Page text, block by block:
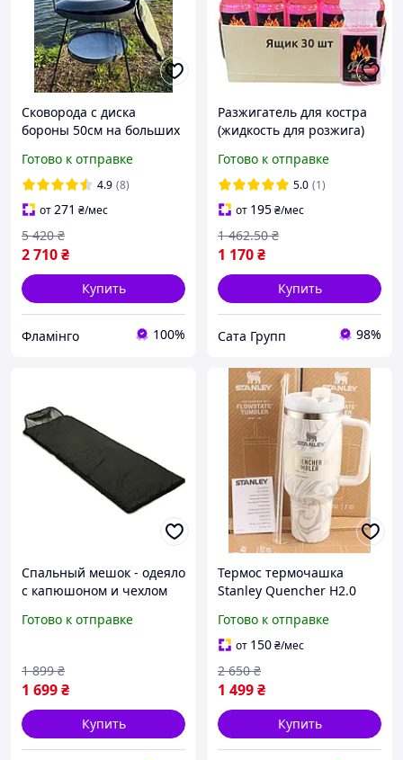
Сковорода с диска
бороны 50см на больших
крышкой с подставкой
для дров,диск бороны для
жарки на природе.
Готово к отправке
4.9 (8)
от271 ₴/мес
2 710₴
5 420 ₴
Купить
Фламінго 100%
Разжигатель для костра
(жидкость для розжига)
(комплект 30 шт.)
Готово к отправке
5.0 (1)
от 195₴/мес
1 170₴
1 462.50 ₴
Купить
Сата Групп 98%
Спальный мешок - одеяло
с капюшоном и чехлом
210*150см / Собственное
Готово к отправке
1 699₴
1 899 ₴
Купить
Термос термочашка
Stanley Quencher H2.0
Marble
Готово к отправке
от 150₴/мес
1 499₴
2 650 ₴
Купить